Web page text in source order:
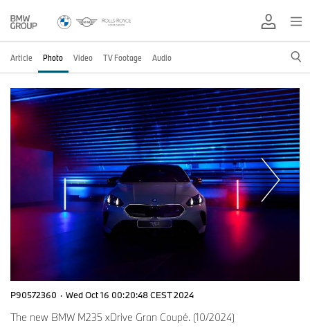
Article Photo Video TV Footage Audio
P90572360 · Wed Oct 16 00:20:48 CEST 2024
The new BMW M235 xDrive Gran Coupé. (10/2024)